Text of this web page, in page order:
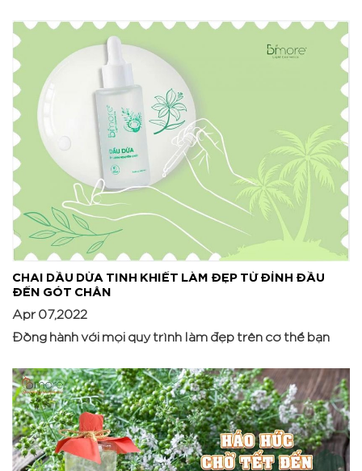
CHAI DẦU DỪA TINH KHIẾT LÀM ĐẸP TỪ ĐỈNH ĐẦU
ĐẾN GÓT CHÂN
Apr 07,2022
Đồng hành với mọi quy trình làm đẹp trên cơ thể bạn